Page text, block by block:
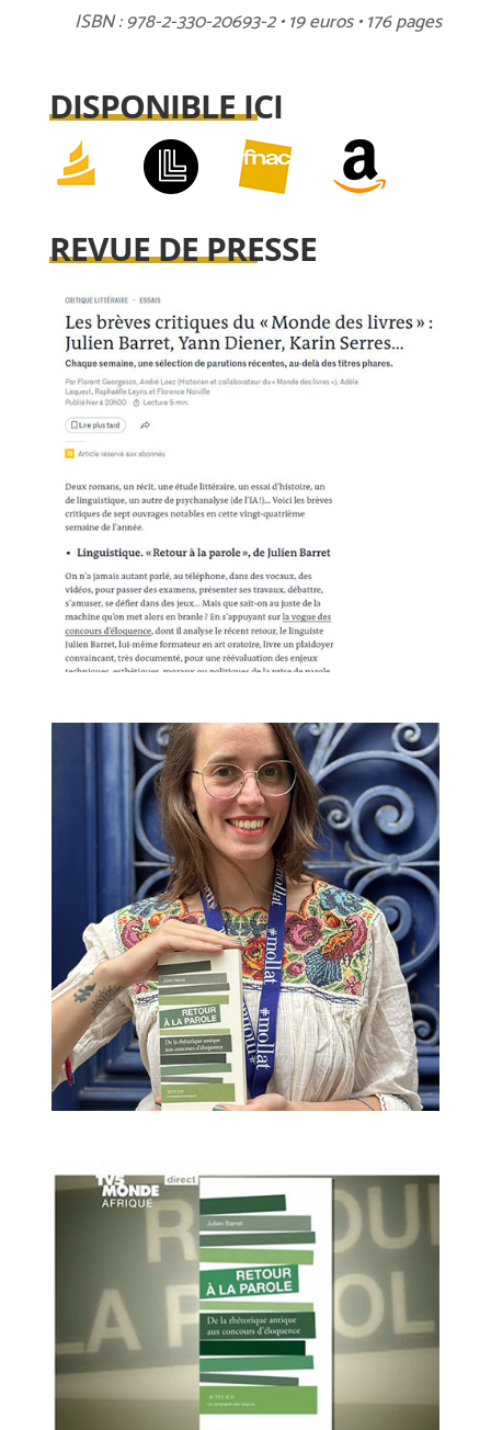
ISBN : 978-2-330-20693-2 • 19 euros • 176 pages
DISPONIBLE ICI
REVUE DE PRESSE